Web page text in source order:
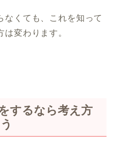
なくても、これを知って
変わります。
するなら考え方